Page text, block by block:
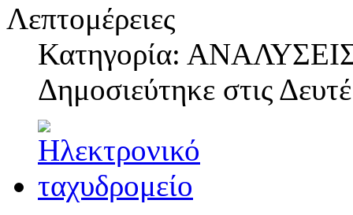
Λεπτομέρειες
Κατηγορία:
Δημοσιεύτηκε στις